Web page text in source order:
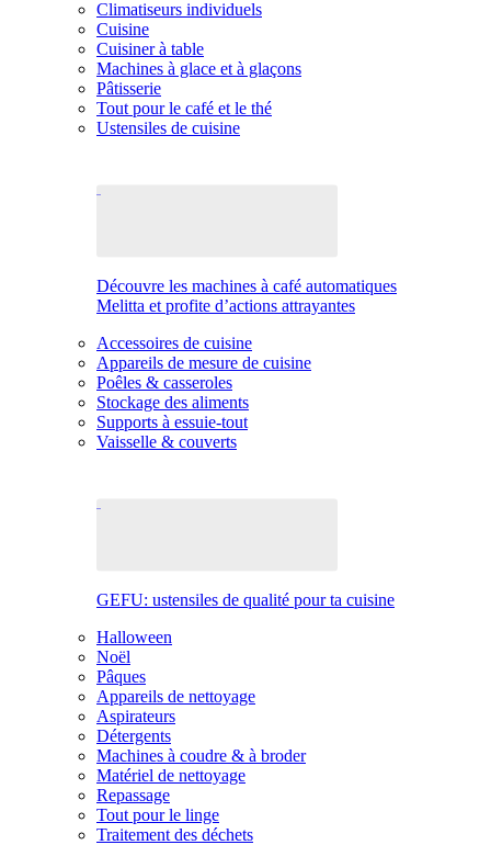
Climatiseurs individuels
Cuisine
Cuisiner à table
Machines à glace et à glaçons
Pâtisserie
Tout pour le café et le thé
Ustensiles de cuisine
Découvre les machines à café automatiques
Melitta et profite d’actions attrayantes
Accessoires de cuisine
Appareils de mesure de cuisine
Poêles & casseroles
Stockage des aliments
Supports à essuie-tout
Vaisselle & couverts
GEFU: ustensiles de qualité pour ta cuisine
Halloween
Noël
Pâques
Appareils de nettoyage
Aspirateurs
Détergents
Machines à coudre & à broder
Matériel de nettoyage
Repassage
Tout pour le linge
Traitement des déchets